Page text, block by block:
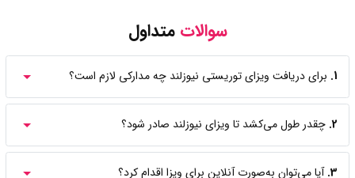
سوالاتمتداول
1. برای دریافت ویزای توریستی نیوزلند چه مدارکی لازم است؟
2. چقدر طول می‌کشد تا ویزای نیوزلند صادر شود؟
3. آیا می‌توان به‌صورت آنلاین برای ویزا اقدام کرد؟